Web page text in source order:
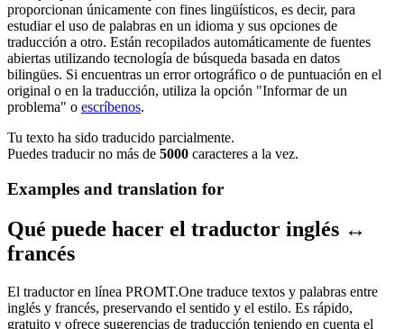
proporcionan únicamente con fines lingüísticos, es decir, para
estudiar el uso de palabras en un idioma y sus opciones de
traducción a otro. Están recopilados automáticamente de fuentes
abiertas utilizando tecnología de búsqueda basada en datos
bilingües. Si encuentras un error ortográfico o de puntuación en el
original o en la traducción, utiliza la opción "Informar de un
problema" o escríbenos.
Tu texto ha sido traducido parcialmente.
Puedes traducir no más de 5000 caracteres a la vez.
Examples and translation for
Qué puede hacer el traductor inglés ↔
francés
El traductor en línea PROMT.One traduce textos y palabras entre
inglés y francés, preservando el sentido y el estilo. Es rápido,
gratuito y ofrece sugerencias de traducción teniendo en cuenta el